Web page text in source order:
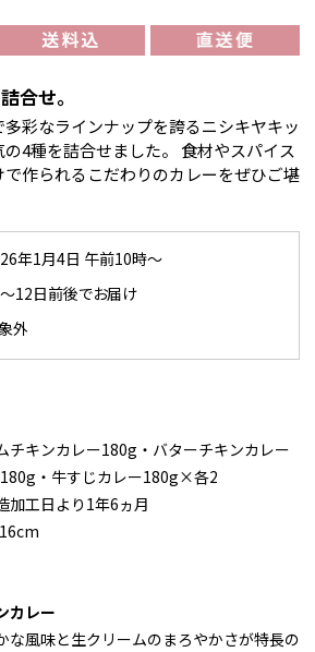
合せ。
彩なラインナップを誇るニシキヤキッ
4種を詰合せました。 食材やスパイス
作られるこだわりのカレーをぜひご堪
年1月4日 午前10時～
12日前後でお届け
外
チキンカレー180g・バターチキンカレー
・牛すじカレー180g×各2
加工日より1年6ヵ月
カレー
な風味と生クリームのまろやかさが特長の